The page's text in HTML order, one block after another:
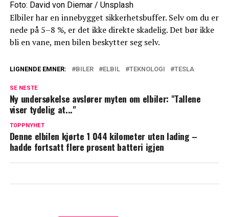
Foto: David von Diemar / Unsplash
Elbiler har en innebygget sikkerhetsbuffer. Selv om du er
nede på 5–8 %, er det ikke direkte skadelig. Det bør ikke
bli en vane, men bilen beskytter seg selv.
LIGNENDE EMNER: BILER ELBIL TEKNOLOGI TESLA
SE NESTE
Ny undersøkelse avslører myten om elbiler: "Tallene
viser tydelig at..."
TOPPNYHET
Denne elbilen kjørte 1 044 kilometer uten lading –
hadde fortsatt flere prosent batteri igjen